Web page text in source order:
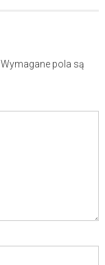
Wymagane pola są